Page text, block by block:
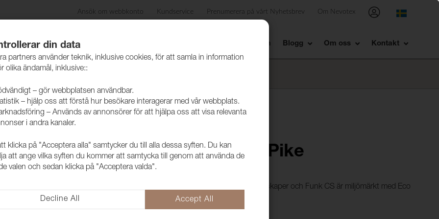
Ansök om webbkonto Kundservice Prenumerera på vårt Nyhetsbrev Om Nevotex
Produkter Skötselråd Showroom Blogg Om oss Kontakt
Tyg Funk CS 9721 Pike
1008518
Trevira CS i retro tappning. Mycket goda egenskaper och Funk CS är miljömärkt med Eco
din data
partners använder teknik, inklusive cookies, för att samla in information
olika ändamål, inklusive::
– gör webbplatsen användbar.
– hjälp oss att förstå hur besökare interagerar med vår webbplats.
– Används av annonsörer för att hjälpa oss att visa relevanta
i andra kanaler.
klicka på "Acceptera alla" samtycker du till alla dessa syften. Du kan
att ange vilka syften du kommer att samtycka till genom att använda de
valen och sedan klicka på "Acceptera valda".
Decline All Accept All